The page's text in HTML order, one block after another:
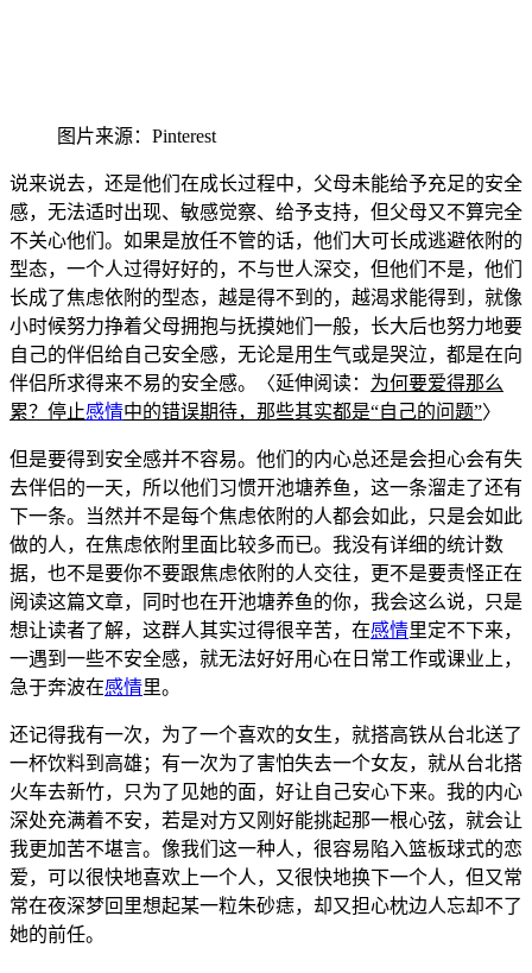
图片来源：Pinterest
说来说去，还是他们在成长过程中，父母未能给予充足的安全
感，无法适时出现、敏感觉察、给予支持，但父母又不算完全
不关心他们。如果是放任不管的话，他们大可长成逃避依附的
型态，一个人过得好好的，不与世人深交，但他们不是，他们
长成了焦虑依附的型态，越是得不到的，越渴求能得到，就像
小时候努力挣着父母拥抱与抚摸她们一般，长大后也努力地要
自己的伴侣给自己安全感，无论是用生气或是哭泣，都是在向
伴侣所求得来不易的安全感。〈延伸阅读： 为何要爱得那么
累？停止感情中的错误期待，那些其实都是“自己的问题”〉
但是要得到安全感并不容易。他们的内心总还是会担心会有失
去伴侣的一天，所以他们习惯开池塘养鱼， 这一条溜走了还有
下一条。当然并不是每个焦虑依附的人都会如此，只是会如此
做的人，在焦虑依附里面比较多而已。我没有详细的统计数
据，也不是要你不要跟焦虑依附的人交往，更不是要责怪正在
阅读这篇文章，同时也在开池塘养鱼的你，我会这么说，只是
想让读者了解，这群人其实过得很辛苦，在感情里定不下来，
一遇到一些不安全感，就无法好好用心在日常工作或课业上，
急于奔波在感情里。
还记得我有一次，为了一个喜欢的女生，就搭高铁从台北送了
一杯饮料到高雄；有一次为了害怕失去一个女友，就从台北搭
火车去新竹，只为了见她的面，好让自己安心下来。我的内心
深处充满着不安，若是对方又刚 好能挑起那一根心弦，就会让
我更加苦不堪言。 像我们这一种人，很容易陷入篮板球式的恋
爱，可以很快地喜欢上一个人，又很快地换下一个人，但又常
常在夜深梦回里想起某一粒朱砂痣，却又担心枕边人忘却不了
她的前任。